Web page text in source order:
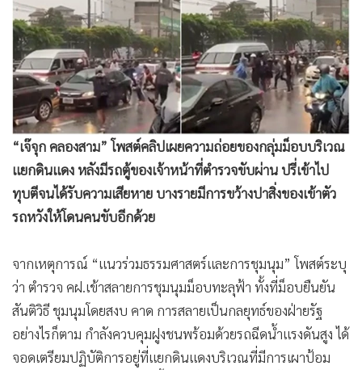
• ผู้จัดกวน
• Good health & Well-being
• Green Innovation & SD
• Management & HR
• MGR Live
• Infographic
การเมือง
ท่องเที่ยว
• กีฬา
• Special Scoop
• เศรษฐกิจ-ธุรกิจ
• จีน
• ชุมชน-คุณภาพชีวิต
• อาชญากรรม
“เจ๊จุก คลองสาม” โพสต์คลิปเผยความถ่อยของกลุ่มม็อบบริเวณ
แยกดินแดง หลังมีรถตู้ของเจ้าหน้าที่ตำรวจขับผ่าน ปรี่เข้าไป
ทุบตีจนได้รับความเสียหาย บางรายมีการขว้างปาสิ่งของเข้าตัว
รถหวังให้โดนคนขับอีกด้วย
จากเหตุการณ์ “แนวร่วมธรรมศาสตร์และการชุมนุม” โพสต์ระบุ
ว่า ตำรวจ คฝ.เข้าสลายการชุมนุมม็อบทะลุฟ้า ทั้งที่ม็อบยืนยัน
สันติวิธี ชุมนุมโดยสงบ คาด การสลายเป็นกลยุทธ์ของฝ่ายรัฐ
อย่างไรก็ตาม กำลังควบคุมฝูงชนพร้อมด้วยรถฉีดน้ำแรงดันสูง ได้
จอดเตรียมปฏิบัติการอยู่ที่แยกดินแดงบริเวณที่มีการเผาป้อม